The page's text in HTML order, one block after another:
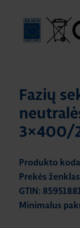
Fazių
3×400/
Produkto
Prekės
GTIN:
Minimalus